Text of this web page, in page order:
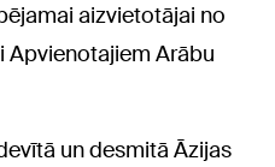
aizvietotājai no
Apvienotajiem Arābu
un desmitā Āzijas